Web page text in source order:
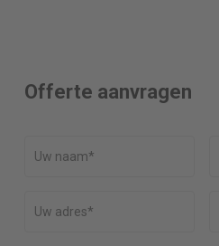
Offerte aanvragen